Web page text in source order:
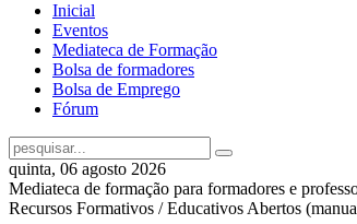
Inicial
Eventos
Mediateca de Formação
Bolsa de formadores
Bolsa de Emprego
Fórum
quinta, 06 agosto 2026
Mediateca de formação para formadores e
Recursos Formativos / Educativos Abertos